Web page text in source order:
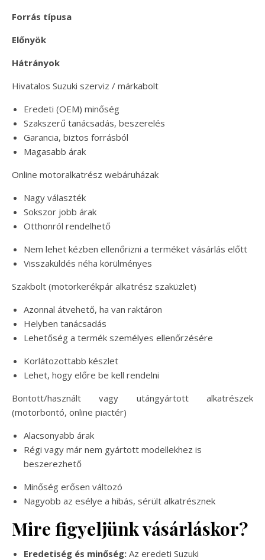
Forrás típusa
Előnyök
Hátrányok
Hivatalos Suzuki szerviz / márkabolt
Eredeti (OEM) minőség
Szakszerű tanácsadás, beszerelés
Garancia, biztos forrásból
Magasabb árak
Online motoralkatrész webáruházak
Nagy választék
Sokszor jobb árak
Otthonról rendelhető
Nem lehet kézben ellenőrizni a terméket vásárlás előtt
Visszaküldés néha körülményes
Szakbolt (motorkerékpár alkatrész szaküzlet)
Azonnal átvehető, ha van raktáron
Helyben tanácsadás
Lehetőség a termék személyes ellenőrzésére
Korlátozottabb készlet
Lehet, hogy előre be kell rendelni
Bontott/használt vagy utángyártott alkatrészek
(motorbontó, online piactér)
Alacsonyabb árak
Régi vagy már nem gyártott modellekhez is
beszerezhető
Minőség erősen változó
Nagyobb az esélye a hibás, sérült alkatrésznek
Mire figyeljünk vásárláskor?
Eredetiség és minőség: Az eredeti Suzuki